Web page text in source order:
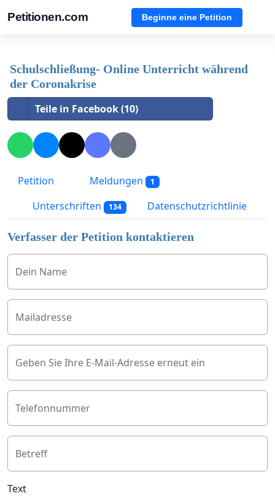
Petitionen.com Beginne eine Petition
Schulschließung- Online Unterricht während
der Coronakrise
Teile in Facebook (10)
Petition Meldungen 1
Unterschriften 134 Datenschutzrichtlinie
Verfasser der Petition kontaktieren
Dein Name
Mailadresse
Geben Sie Ihre E-Mail-Adresse erneut ein
Telefonnummer
Betreff
Text